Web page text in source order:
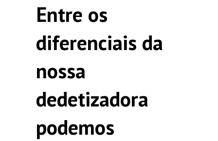
Entre os
diferenciais da
nossa
dedetizadora
podemos